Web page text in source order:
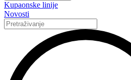
Kupaonske linije
Novosti